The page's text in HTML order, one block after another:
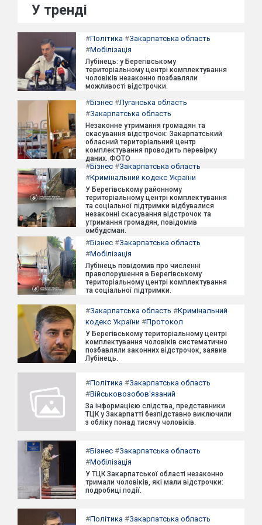
У тренді
#Політика #Закарпатська область
#Мобілізація
Лубінець: у Берегівському
територіальному центрі комплектування
чоловіків незаконно позбавляли
можливості відстрочки.
#Бізнес #Луганська область
#Закарпатська область
Незаконне утримання громадян та
скасування відстрочок: Закарпатський
обласний територіальний центр
комплектування проводить перевірку
даних. ФОТО
#Бізнес #Закарпатська область
#Кримінальний кодекс України
У Берегівському районному
територіальному центрі комплектування
та соціальної підтримки відбувалися
незаконні скасування відстрочок та
утримання громадян, повідомив
омбудсман.
#Бізнес #Закарпатська область
#Мобілізація
Лубінець повідомив про численні
правопорушення в Берегівському
територіальному центрі комплектування
та соціальної підтримки.
#Закарпатська область #Кримінальний
кодекс України #Протокол
У Берегівському територіальному центрі
комплектування чоловіків систематично
позбавляли законних відстрочок, заявив
Лубінець.
#Політика #Закарпатська область
#Військовозобов'язаний
За інформацією слідства, представники
ТЦК у Закарпатті безпідставно виключили
з обліку понад тисячу чоловіків.
#Бізнес #Закарпатська область
#Мобілізація
У ТЦК Закарпатської області незаконно
тримали чоловіків, які мали відстрочки:
подробиці події.
#Політика #Закарпатська область